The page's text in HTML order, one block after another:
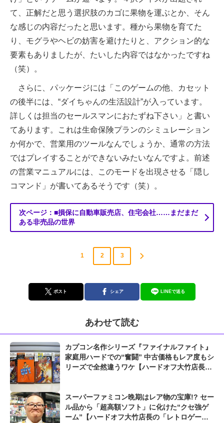
て、正解だと思う選択肢のカゴに果物を運ぶとか、そん
な感じの内容だったと思います。種から果物を育てた
り、モグラやヘビの妨害を避けたりと、アクション的な
要素もありましたが、たいした内容ではなかったですね
（笑）。
さらに、パッケージには「このゲームの他、カセット
の後半には、“ダイちゃんの生活設計”が入っています。
詳しくは担当のセールスマンにおたずね下さい」と書い
てあります。これは生命保険プランのシミュレーション
か何かで、営業用のツールなんでしょうか、通常の方法
ではプレイすることができないみたいなんですよ。前述
の営業マニュアルには、このモードを出現させる「隠し
コマンド」が書いてあるそうです（笑）。
次ページ：■損保に自動車販売店、住宅会社……まだまだ
ある非売品の世界
1 2 3
ポスト シェア LINEで送る
あわせて読む
カプコン名作シリーズ『ファイナルファイト』
家庭用ハードでの“奮闘” 中古価格もレア度もシ
リーズで全然違うワケ【ハードオフ大竹店長の
スーパーファミコン晩期はレア物の宝庫!? セー
ル品から「超高額ソフト」に化けた“クセ強ゲ
ーム”【ハードオフ大竹店長の「レトロゲーム